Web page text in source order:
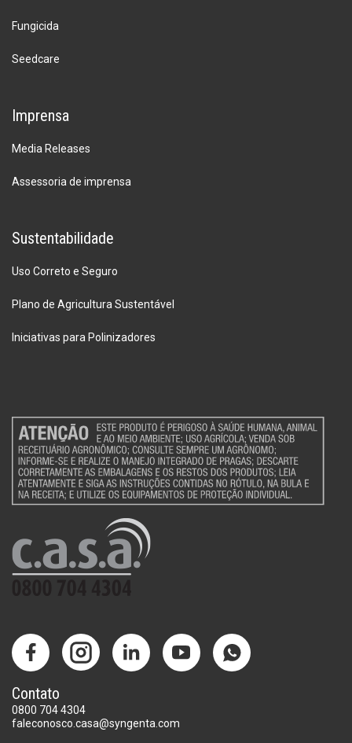
Fungicida
Seedcare
Imprensa
Media Releases
Assessoria de imprensa
Sustentabilidade
Uso Correto e Seguro
Plano de Agricultura Sustentável
Iniciativas para Polinizadores
Contato
0800 704 4304
faleconosco.casa@syngenta.com